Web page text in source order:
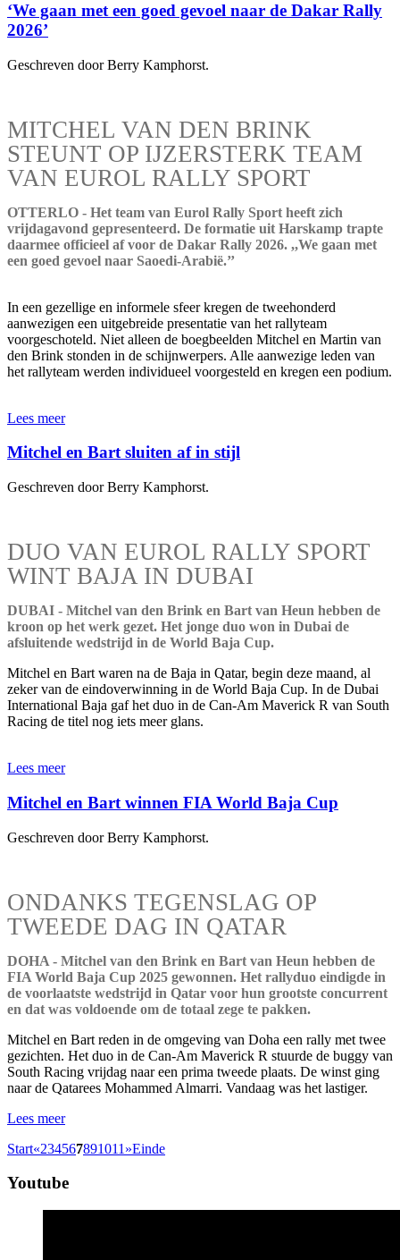
‘We gaan met een goed gevoel naar de Dakar Rally
2026’
Geschreven door Berry Kamphorst.
MITCHEL VAN DEN BRINK
STEUNT OP IJZERSTERK TEAM
VAN EUROL RALLY SPORT
OTTERLO - Het team van Eurol Rally Sport heeft zich
vrijdagavond gepresenteerd. De formatie uit Harskamp trapte
daarmee officieel af voor de Dakar Rally 2026. ,,We gaan met
een goed gevoel naar Saoedi-Arabië.’’
In een gezellige en informele sfeer kregen de tweehonderd
aanwezigen een uitgebreide presentatie van het rallyteam
voorgeschoteld. Niet alleen de boegbeelden Mitchel en Martin van
den Brink stonden in de schijnwerpers. Alle aanwezige leden van
het rallyteam werden individueel voorgesteld en kregen een podium.
Lees meer
Mitchel en Bart sluiten af in stijl
Geschreven door Berry Kamphorst.
DUO VAN EUROL RALLY SPORT
WINT BAJA IN DUBAI
DUBAI - Mitchel van den Brink en Bart van Heun hebben de
kroon op het werk gezet. Het jonge duo won in Dubai de
afsluitende wedstrijd in de World Baja Cup.
Mitchel en Bart waren na de Baja in Qatar, begin deze maand, al
zeker van de eindoverwinning in de World Baja Cup. In de Dubai
International Baja gaf het duo in de Can-Am Maverick R van South
Racing de titel nog iets meer glans.
Lees meer
Mitchel en Bart winnen FIA World Baja Cup
Geschreven door Berry Kamphorst.
ONDANKS TEGENSLAG OP
TWEEDE DAG IN QATAR
DOHA - Mitchel van den Brink en Bart van Heun hebben de
FIA World Baja Cup 2025 gewonnen. Het rallyduo eindigde in
de voorlaatste wedstrijd in Qatar voor hun grootste concurrent
en dat was voldoende om de totaal zege te pakken.
Mitchel en Bart reden in de omgeving van Doha een rally met twee
gezichten. Het duo in de Can-Am Maverick R stuurde de buggy van
South Racing vrijdag naar een prima tweede plaats. De winst ging
naar de Qatarees Mohammed Almarri. Vandaag was het lastiger.
Lees meer
Start«234567891011 »Einde
Youtube